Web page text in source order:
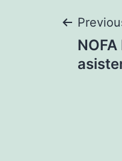
de